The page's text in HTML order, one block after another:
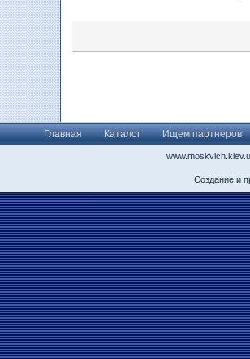
Главная Каталог Ищем партнеров
Создание и